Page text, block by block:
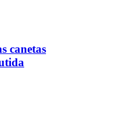
canetas